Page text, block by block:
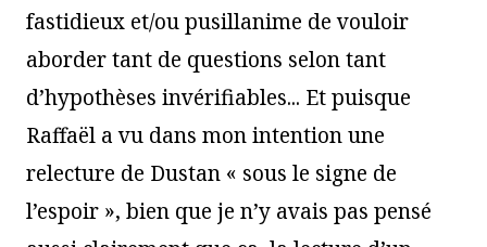
fastidieux et/ou pusillanime de vouloir
aborder tant de questions selon tant
d’hypothèses invérifiables... Et puisque
Raffaël a vu dans mon intention une
relecture de Dustan « sous le signe de
l’espoir », bien que je n’y avais pas pensé